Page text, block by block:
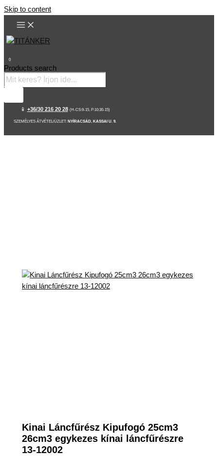
Skip to content
0
Products search
📱 +36/30 216 20 28 (H-CS:9-15, P:10:30-15)
SZEMÉLYES ÁTVÉTEL/ÜZLET: NYÍRACSÁD, KASSAI U. 9.
Kinai Láncfűrész Kipufogó 25cm3
26cm3 egykezes kínai láncfűrészre
13-12002